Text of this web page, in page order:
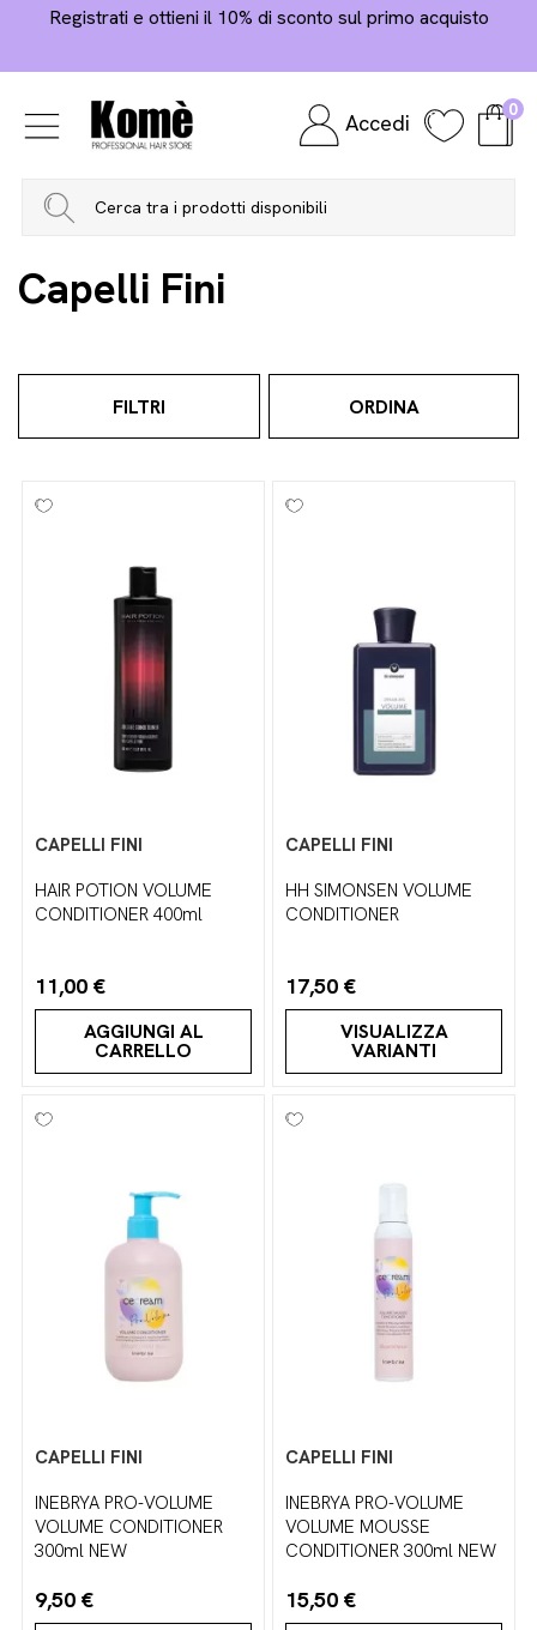
Registrati e ottieni il 10% di sconto sul primo acquisto
Accedi 0
Home Hair Care Conditioner
Capelli Fini
FILTRI ORDINA
CAPELLI FINI
HAIR POTION VOLUME
CONDITIONER 400ml
11,00 €
AGGIUNGI AL
CARRELLO
CAPELLI FINI
HH SIMONSEN VOLUME
CONDITIONER
17,50 €
VISUALIZZA
VARIANTI
CAPELLI FINI
INEBRYA PRO-VOLUME
VOLUME CONDITIONER
300ml NEW
9,50 €
CAPELLI FINI
INEBRYA PRO-VOLUME
VOLUME MOUSSE
CONDITIONER 300ml NEW
15,50 €